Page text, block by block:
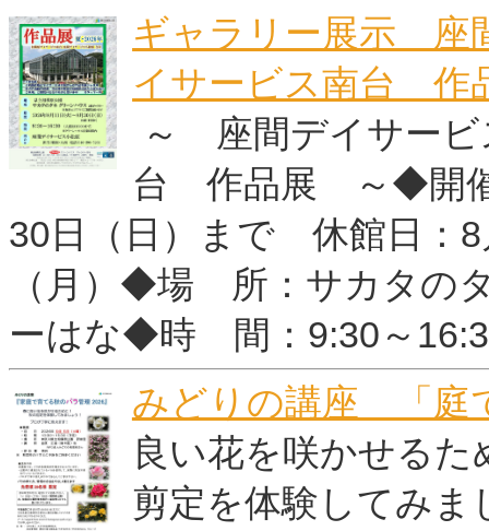
ギャラリー展示 座
イサービス南台 作
～ 座間デイサービ
台 作品展 ～◆開催
30日（日）まで 休館日：8
（月）◆場 所：サカタの
ーはな◆時 間：9:30～
みどりの講座 「庭
良い花を咲かせる
剪定を体験してみ